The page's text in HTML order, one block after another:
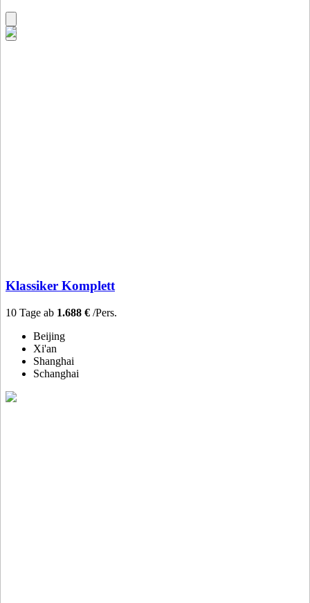
Klassiker Komplett
10 Tage ab 1.688 € /Pers.
Beijing
Xi'an
Shanghai
Schanghai